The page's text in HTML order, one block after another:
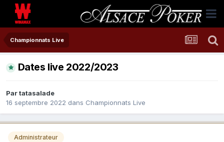
Championnats Live
Dates live 2022/2023
Partatasalade
16 septembre 2022 dans Championnats Live
Administrateur